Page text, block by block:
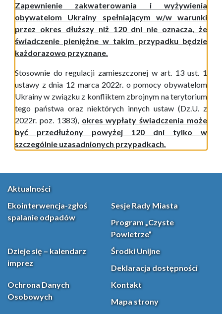
Zapewnienie zakwaterowania i wyżywienia
obywatelom Ukrainy spełniającym w/w warunki
przez okres dłuższy niż 120 dni nie oznacza, że
świadczenie pieniężne w takim przypadku będzie
każdorazowo przyznane.
Stosownie do regulacji zamieszczonej w art. 13 ust. 1
ustawy z dnia 12 marca 2022r. o pomocy obywatelom
Ukrainy w związku z konfliktem zbrojnym na terytorium
tego państwa oraz niektórych innych ustaw (Dz.U. z
2022r. poz. 1383), okres wypłaty świadczenia może
być przedłużony powyżej 120 dni tylko w
szczególnie uzasadnionych przypadkach.
Aktualności
Ekointerwencja-zgłoś
spalanie odpadów
Sesje Rady Miasta
Program „Czyste
Powietrze”
Dzieje się – kalendarz
imprez
Środki Unijne
Deklaracja dostępności
Ochrona Danych
Osobowych
Kontakt
Mapa strony